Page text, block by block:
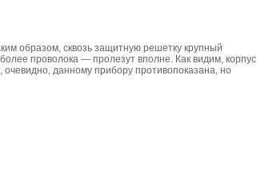
образом, сквозь защитную решетку крупный
проволока — пролезут вполне. Как видим, корпус
данному прибору противопоказана, но